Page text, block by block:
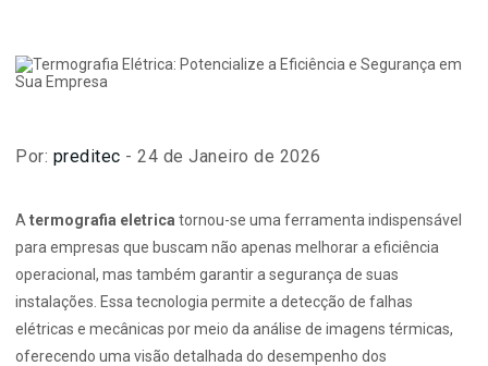
Por: preditec - 24 de Janeiro de 2026
A termografia eletrica tornou-se uma ferramenta indispensável
para empresas que buscam não apenas melhorar a eficiência
operacional, mas também garantir a segurança de suas
instalações. Essa tecnologia permite a detecção de falhas
elétricas e mecânicas por meio da análise de imagens térmicas,
oferecendo uma visão detalhada do desempenho dos